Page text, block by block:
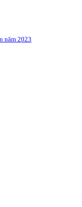
năm 2023